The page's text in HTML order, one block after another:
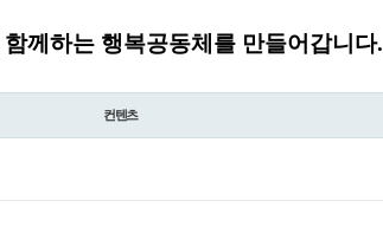
께하는 행복공동체를 만들어갑니다.
컨텐츠